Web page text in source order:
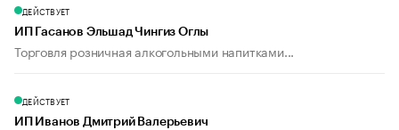
ДЕЙСТВУЕТ
ИП Гасанов Эльшад Чингиз Оглы
Торговля розничная алкогольными напитками...
ДЕЙСТВУЕТ
ИП Иванов Дмитрий Валерьевич